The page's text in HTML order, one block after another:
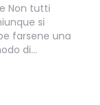
Non tutti
si
farsene una
di…